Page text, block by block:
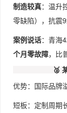
制造较真：温升
零缺陷），抗震
案例说话：青海
个月零故障，比
🥈
优势：国际品牌
短板：定制周期